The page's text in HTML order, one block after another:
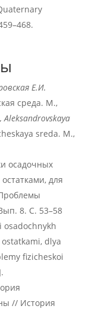
Е.И.
среда. М.,
Aleksandrovskaya
sreda. M.,
осадочных
для
8. С. 53–58
osadochnykh
dlya
fizicheskoi
// История